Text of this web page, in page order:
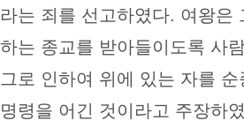
라는 죄를 선고하였다. 여왕은
하는 종교를 받아들이도록 사
그로 인하여 위에 있는 자를 순
명령을 어긴 것이라고 주장하